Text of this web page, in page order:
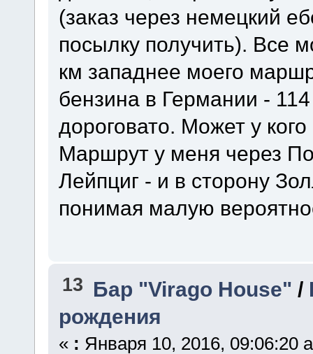
(заказ через немецкий
посылку получить). Все
км западнее моего
бензина в Германии -
дороговато. Может у
Маршрут у меня через
Лейпциг - и в сторону
понимая малую
13 Бар "Virago House" /
рождения
« : Января 10, 2016, 09:06:20